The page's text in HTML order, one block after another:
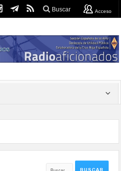
Buscar Acceso